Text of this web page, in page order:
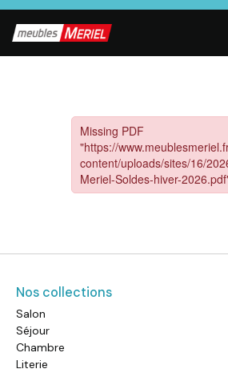
Nos collections
Salon
Séjour
Chambre
Literie